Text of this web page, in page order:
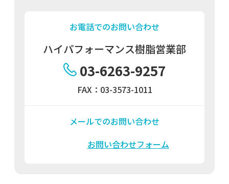
お電話でのお問い合わせ
ハイパフォーマンス樹脂営業部
03-6263-9257
FAX：03-3573-1011
メールでのお問い合わせ
お問い合わせフォーム